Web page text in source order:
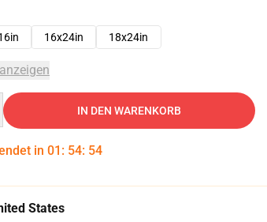
16x24in 18x24in
IN DEN WARENKORB
in 01 : 54: 53
States